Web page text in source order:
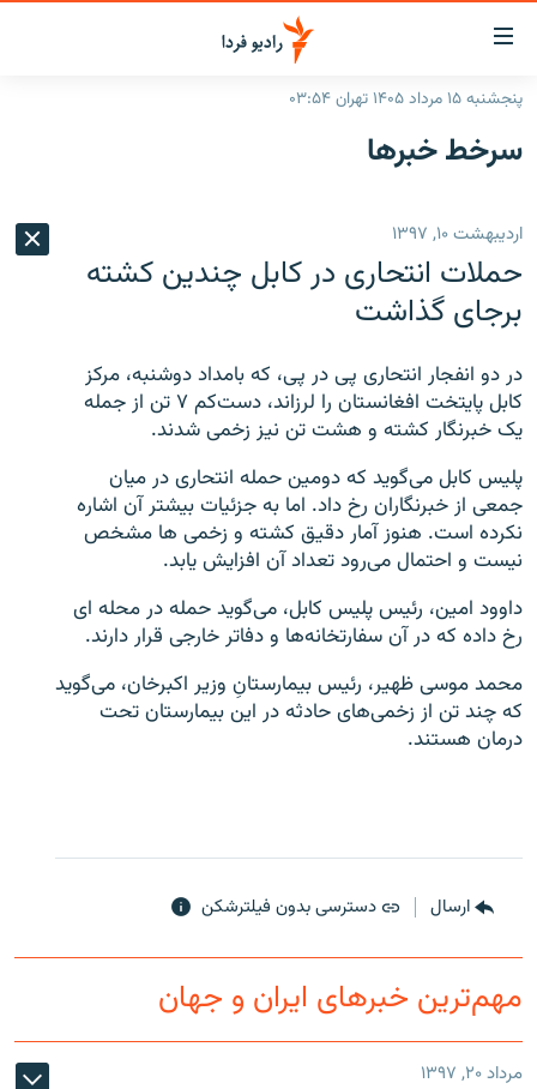
لینک‌های
قابلیت
دسترسی
بازگشت
اصلی
رفتن
صفحه
ایران
رادیو
انتخاب کنید و بشنوید
فرکانس‌ها
پادکست
گزارش‌های تصویری
گزارش‌های ویدئویی
زنان فردا
English
به ما بپیوندید
زبان‌های دیگر
پنجشنبه ۱۵ مرداد ۱۴۰۵ تهران ۰۳:۵۴
سرخط‌ خبرها
اردیبهشت ۱۰, ۱۳۹۷
حملات انتحاری در کابل چندین کشته
برجای گذاشت
در دو انفجار انتحاری پی در پی، که بامداد دوشنبه، مرکز
کابل پایتخت افغانستان را لرزاند، دست‌کم ۷ تن از جمله
یک خبرنگار کشته و هشت تن نیز زخمی شدند.
پلیس کابل می‌گوید که دومین حمله انتحاری در میان
جمعی از خبرنگاران رخ داد. اما به جزئیات بیشتر آن اشاره
نکرده است. هنوز آمار دقیق کشته و زخمی ها مشخص
نیست و احتمال می‌رود تعداد آن افزایش یابد.
داوود امین، رئیس پلیس کابل، می‌گوید حمله در محله ای
رخ داده که در آن سفارتخانه‌ها و دفاتر خارجی قرار دارند.
محمد موسی ظهیر، رئیس بیمارستانِ وزیر اکبرخان، می‌گوید
که چند تن از زخمی‌های حادثه در این بیمارستان تحت
درمان هستند.
ارسال دسترسی بدون فیلترشکن
مهم‌ترین خبرهای ایران و جهان
مرداد ۲۰, ۱۳۹۷